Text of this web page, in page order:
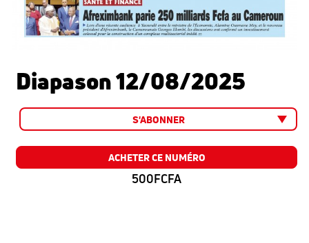
Diapason 12/08/2025
S'ABONNER
ACHETER CE NUMÉRO
500FCFA